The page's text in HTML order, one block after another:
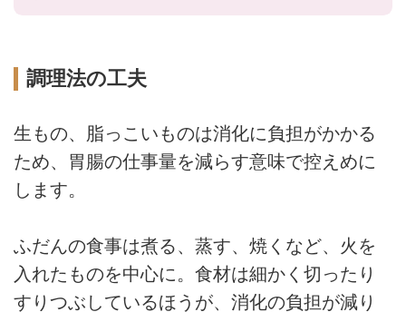
調理法の工夫
生もの、脂っこいものは消化に負担がかかる
ため、胃腸の仕事量を減らす意味で控えめに
します。
ふだんの食事は煮る、蒸す、焼くなど、火を
入れたものを中心に。食材は細かく切ったり
すりつぶしているほうが、消化の負担が減り